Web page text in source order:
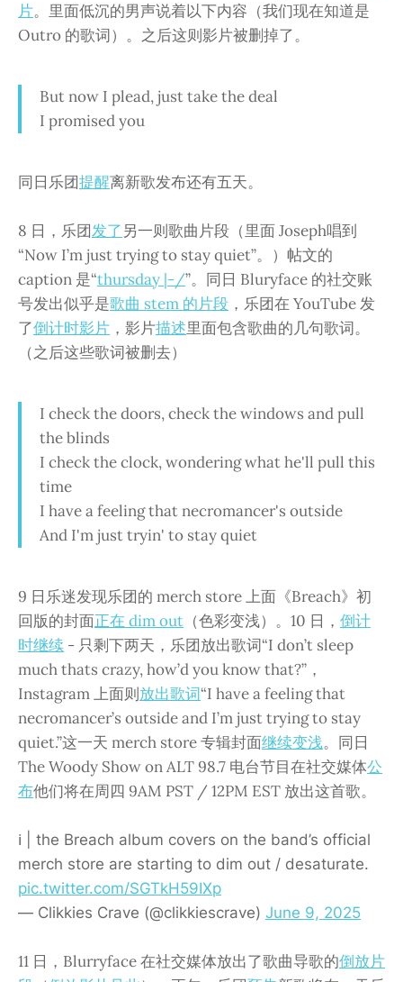
片。里面低沉的男声说着以下内容（我们现在知道是
Outro 的歌词）。之后这则影片被删掉了。
But now I plead, just take the deal
I promised you
同日乐团提醒离新歌发布还有五天。
8 日，乐团发了另一则歌曲片段（里面 Joseph唱到
“Now I’m just trying to stay quiet”。）帖文的
caption 是“thursday |-/”。同日 Bluryface 的社交账
号发出似乎是歌曲 stem 的片段 ，乐团在 YouTube 发
了倒计时影片 ，影片描述里面包含歌曲的几句歌词。
（之后这些歌词被删去）
I check the doors, check the windows and pull
the blinds
I check the clock, wondering what he'll pull this
time
I have a feeling that necromancer's outside
And I'm just tryin' to stay quiet
9 日乐迷发现乐团的 merch store 上面《Breach》初
回版的封面正在 dim out （色彩变浅）。10 日， 倒计
时继续 - 只剩下两天，乐团放出歌词“I don’t sleep
much thats crazy, how’d you know that?”，
Instagram 上面则放出歌词“I have a feeling that
necromancer’s outside and I’m just trying to stay
quiet.”这一天 merch store 专辑封面继续变浅。同日
The Woody Show on ALT 98.7 电台节目在社交媒体公
布他们将在周四 9AM PST / 12PM EST 放出这首歌。
ℹ️ | the Breach album covers on the band’s official
merch store are starting to dim out / desaturate.
pic.twitter.com/SGTkH59IXp
— Clikkies Crave (@clikkiescrave) June 9, 2025
11 日，Blurryface 在社交媒体放出了歌曲导歌的倒放片